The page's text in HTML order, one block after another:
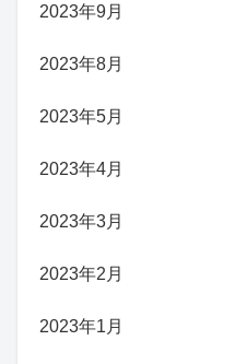
2023年9月
2023年8月
2023年5月
2023年4月
2023年3月
2023年2月
2023年1月